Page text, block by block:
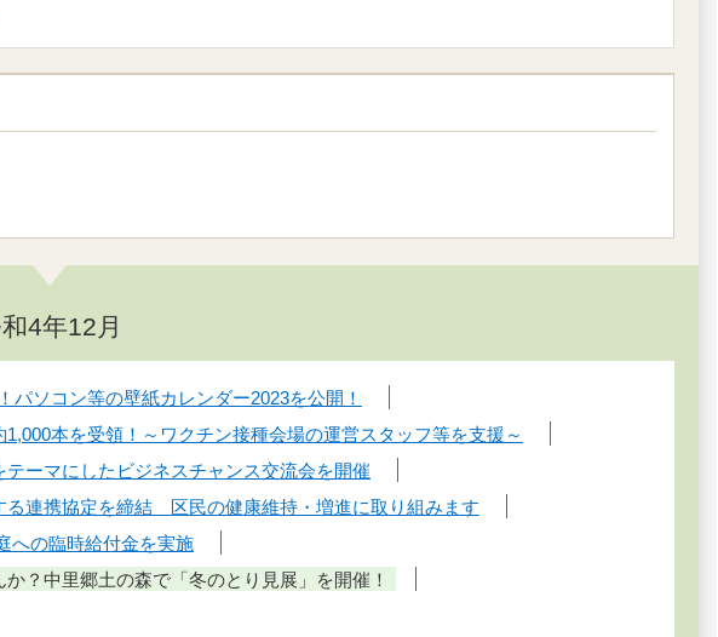
4年12月
パソコン等の壁紙カレンダー2023を公開！
本を受領！～ワクチン接種会場の運営スタッフ等を支援～
ーマにしたビジネスチャンス交流会を開催
る連携協定を締結 区民の健康維持・増進に取り組みます
への臨時給付金を実施
？中里郷土の森で「冬のとり見展」を開催！